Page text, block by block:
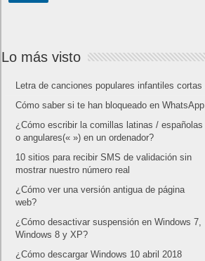
Lo más visto
Letra de canciones populares infantiles cortas
Cómo saber si te han bloqueado en WhatsApp
¿Cómo escribir la comillas latinas / españolas
o angulares(« ») en un ordenador?
10 sitios para recibir SMS de validación sin
mostrar nuestro número real
¿Cómo ver una versión antigua de página
web?
¿Cómo desactivar suspensión en Windows 7,
Windows 8 y XP?
¿Cómo descargar Windows 10 abril 2018